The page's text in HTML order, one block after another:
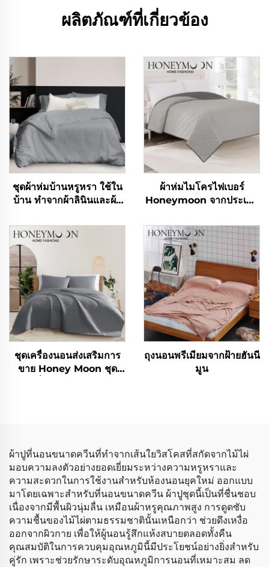
ผลิตภัณฑ์ที่เกี่ยวข้อง
ชุดผ้าห่มบ้านหรูหรา ใช้ใน
บ้าน ทำจากผ้าลินินและผ้า
ได้ดี คุณภาพสูง
ผ้าห่มไมโครไฟเบอร์
Honeymoon จากประเทศ
เครื่องปูที่นอน และผ้าคลุม
เตียง
ชุดเครื่องนอนส่งเสริมการ
ขาย Honey Moon ชุด
ถุงนอนพรีเมียมจากฝ้ายฮันนี
มูน
ผ้าปูที่นอนขนาดควีนที่ทำจากเส้นใยวิสโคสที่สกัดจากไม้ไผ่
มอบความลงตัวอย่างยอดเยี่ยมระหว่างความหรูหราและ
ความสะดวกในการใช้งานสำหรับห้องนอนยุคใหม่ ออกแบบ
มาโดยเฉพาะสำหรับที่นอนขนาดควีน ผ้าปูชุดนี้เป็นที่ชื่นชอบ
เนื่องจากมีพื้นผิวนุ่มลื่น เหมือนผ้าหรูคุณภาพสูง การดูดซับ
ความชื้นของไม้ไผ่ตามธรรมชาตินั้นเหนือกว่า ช่วยดึงเหงื่อ
ออกจากผิวกาย เพื่อให้ผู้นอนรู้สึกแห้งสบายตลอดทั้งคืน
คุณสมบัติในการควบคุมอุณหภูมินี้มีประโยชน์อย่างยิ่งสำหรับ
คู่รัก เพราะช่วยรักษาระดับอุณหภูมิการนอนที่เหมาะสม ลด